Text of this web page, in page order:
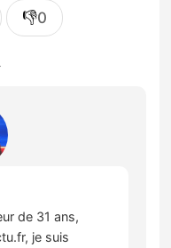
👎0
de 31 ans,
je suis